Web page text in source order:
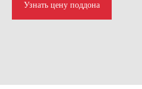
Узнать цену поддона